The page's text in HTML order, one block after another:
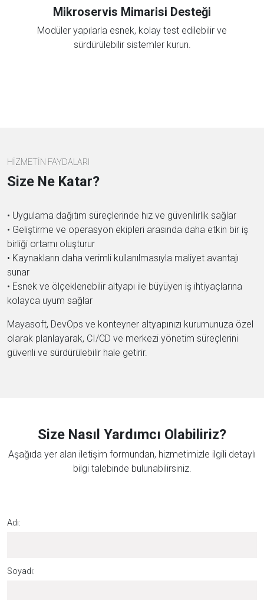
Mikroservis Mimarisi Desteği
Modüler yapılarla esnek, kolay test edilebilir ve
sürdürülebilir sistemler kurun.
HİZMETİN FAYDALARI
Size Ne Katar?
• Uygulama dağıtım süreçlerinde hız ve güvenilirlik sağlar
• Geliştirme ve operasyon ekipleri arasında daha etkin bir iş
birliği ortamı oluşturur
• Kaynakların daha verimli kullanılmasıyla maliyet avantajı
sunar
• Esnek ve ölçeklenebilir altyapı ile büyüyen iş ihtiyaçlarına
kolayca uyum sağlar
Mayasoft, DevOps ve konteyner altyapınızı kurumunuza özel
olarak planlayarak, CI/CD ve merkezi yönetim süreçlerini
güvenli ve sürdürülebilir hale getirir.
Size Nasıl Yardımcı Olabiliriz?
Aşağıda yer alan iletişim formundan, hizmetimizle ilgili detaylı
bilgi talebinde bulunabilirsiniz.
Adı:
Soyadı: